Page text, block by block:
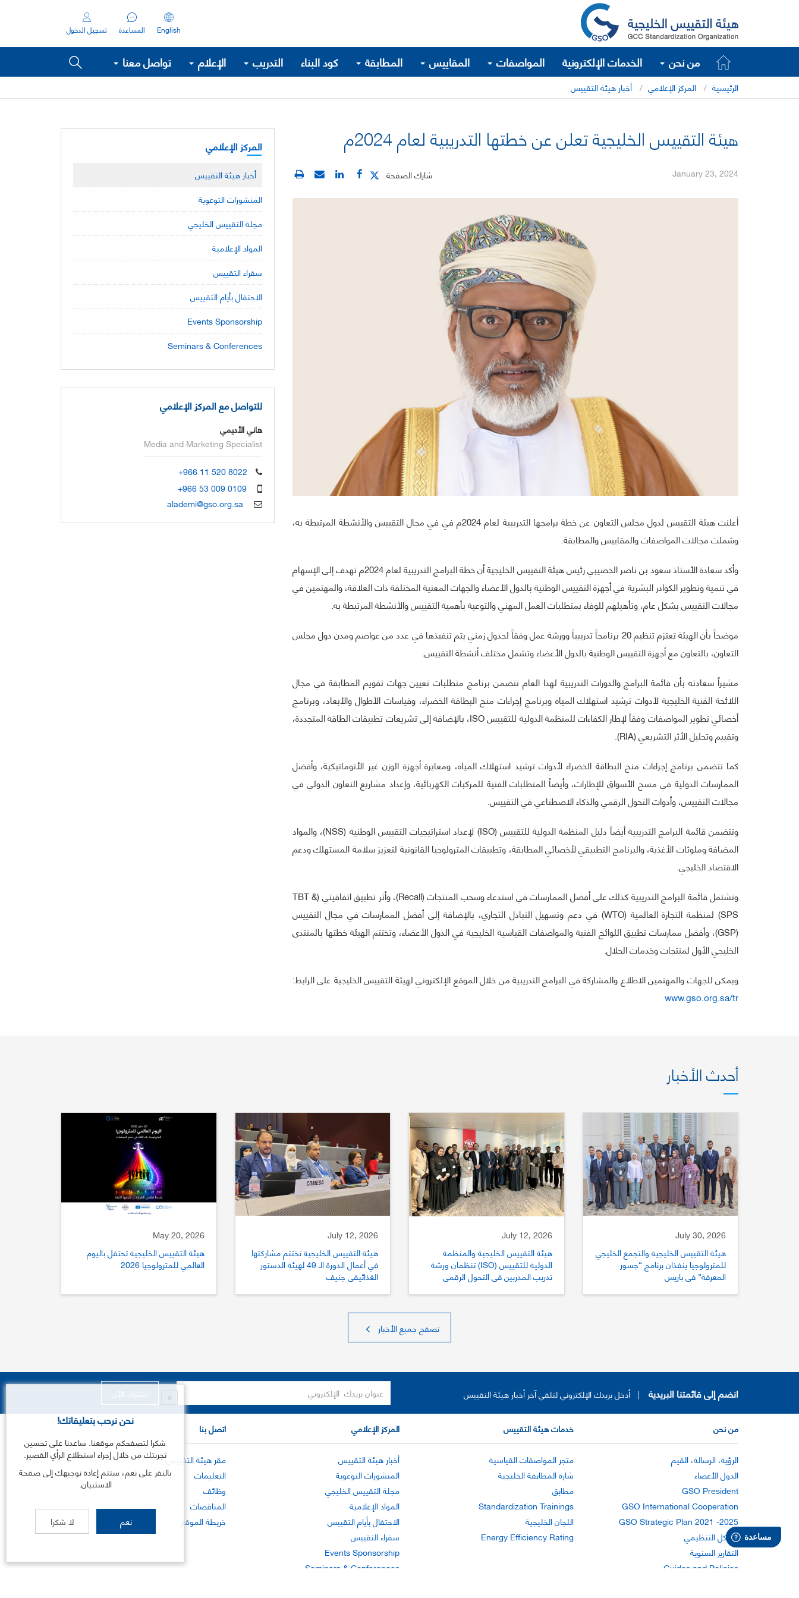
English المساعدة تسجيل الدخول
من نحن الخدمات الإلكترونية المواصفات المقاييس المطابقة كود البناء التدريب الإعلام تواصل معنا
الرئيسية المركز الإعلامي أخبار هيئة التقييس
هيئة التقييس الخليجية تعلن عن خطتها التدريبية لعام 2024م
شارك الصفحة January 23, 2024
أعلنت هيئة التقييس لدول مجلس التعاون عن خطة برامجها التدريبية لعام 2024م في في مجال التقييس والأنشطة المرتبطة به،
وشملت مجالات المواصفات والمقاييس والمطابقة.
وأكد سعادة الأستاذ سعود بن ناصر الخصيبي رئيس هيئة التقييس الخليجية أن خطة البرامج التدريبية لعام 2024م تهدف إلى الإسهام
في تنمية وتطوير الكوادر البشرية في أجهزة التقييس الوطنية بالدول الأعضاء والجهات المعنية المختلفة ذات العلاقة، والمهتمين في
مجالات التقييس بشكل عام، وتأهيلهم للوفاء بمتطلبات العمل المهني والتوعية بأهمية التقييس والأنشطة المرتبطة به.
موضحاً بأن الهيئة تعتزم تنظيم 20 برنامجاً تدريبياً وورشة عمل وفقاً لجدول زمني يتم تنفيذها في عدد من عواصم ومدن دول مجلس
التعاون، بالتعاون مع أجهزة التقييس الوطنية بالدول الأعضاء وتشمل مختلف أنشطة التقييس.
مشيراً سعادته بأن قائمة البرامج والدورات التدريبية لهذا العام تتضمن برنامج متطلبات تعيين جهات تقويم المطابقة في مجال
اللائحة الفنية الخليجية لأدوات ترشيد استهلاك المياه وبرنامج إجراءات منح البطاقة الخضراء، وقياسات الأطوال والأبعاد، وبرنامج
أخصائي تطوير المواصفات وفقاً لإطار الكفاءات للمنظمة الدولية للتقييس ISO، بالإضافة إلى تشريعات تطبيقات الطاقة المتجددة،
وتقييم وتحليل الأثر التشريعي (RIA).
كما تتضمن برنامج إجراءات منح البطاقة الخضراء لأدوات ترشيد استهلاك المياه، ومعايرة أجهزة الوزن غير الأتوماتيكية، وأفضل
الممارسات الدولية في مسح الأسواق للإطارات، وأيضاً المتطلبات الفنية للمركبات الكهربائية، وإعداد مشاريع التعاون الدولي في
مجالات التقييس، وأدوات التحول الرقمي والذكاء الاصطناعي في التقييس.
وتتضمن قائمة البرامج التدريبية أيضاً دليل المنظمة الدولية للتقييس (ISO) لإعداد استراتيجيات التقييس الوطنية (NSS)، والمواد
المضافة وملوثات الأغذية، والبرنامج التطبيقي لأخصائي المطابقة، وتطبيقات المترولوجيا القانونية لتعزيز سلامة المستهلك ودعم
الاقتصاد الخليجي.
وتشتمل قائمة البرامج التدريبية كذلك على أفضل الممارسات في استدعاء وسحب المنتجات (Recall)، وأثر تطبيق اتفاقيتي (TBT &
SPS) لمنظمة التجارة العالمية (WTO) في دعم وتسهيل التبادل التجاري، بالإضافة إلى أفضل الممارسات في مجال التقييس
(GSP)، وأفضل ممارسات تطبيق اللوائح الفنية والمواصفات القياسية الخليجية في الدول الأعضاء، وتختتم الهيئة خطتها بالمنتدى
الخليجي الأول لمنتجات وخدمات الحلال.
ويمكن للجهات والمهتمين الاطلاع والمشاركة في البرامج التدريبية من خلال الموقع الإلكتروني لهيئة التقييس الخليجية على الرابط:
www.gso.org.sa/tr
المركز الإعلامي
أخبار هيئة التقييس
المنشورات التوعوية
مجلة التقييس الخليجي
المواد الإعلامية
سفراء التقييس
الاحتفال بأيام التقييس
Events Sponsorship
Seminars & Conferences
للتواصل مع المركز الإعلامي
هاني الأديمي
Media and Marketing Specialist
+966 11 520 8022
+966 53 009 0109
alademi@gso.org.sa
أحدث الأخبار
July 30, 2026
هيئة التقييس الخليجية والتجمع الخليجي
للمترولوجيا ينفذان برنامج “جسور
المعرفة” في باريس
July 12, 2026
هيئة التقييس الخليجية والمنظمة
الدولية للتقييس (ISO) تنظمان ورشة
تدريب المدربين في التحول الرقمي
July 12, 2026
هيئة التقييس الخليجية تختتم مشاركتها
في أعمال الدورة الـ 49 لهيئة الدستور
الغذائيفي جنيف
May 20, 2026
هيئة التقييس الخليجية تحتفل باليوم
العالمي للمترولوجيا 2026
تصفح جميع الأخبار
انضم إلى قائمتنا البريدية | أدخل بريدك الإلكتروني لتلقي آخر أخبار هيئة التقييس
من نحن
الرؤية، الرسالة، القيم
الدول الأعضاء
GSO President
GSO International Cooperation
GSO Strategic Plan 2021 -2025
الهيكل التنظيمي
التقارير السنوية
Guides and Policies
خدمات هيئة التقييس
متجر المواصفات القياسية
شارة المطابقة الخليجية
مطابق
Standardization Trainings
اللجان الخليجية
Energy Efficiency Rating
المركز الإعلامي
أخبار هيئة التقييس
المنشورات التوعوية
مجلة التقييس الخليجي
المواد الإعلامية
الاحتفال بأيام التقييس
سفراء التقييس
Events Sponsorship
Seminars & Conferences
اتصل بنا
مقر هيئة التقييس
التعليمات
وظائف
المناقصات
خريطة الموقع
X
نحن نرحب بتعليقاتك!
شكرا لتصفحكم موقعنا. ساعدنا على تحسين
تجربتك من خلال إجراء استطلاع الرأي القصير.
بالنقر على نعم، ستتم إعادة توجيهك إلى صفحة
الاستبيان.
نعم لا شكرا